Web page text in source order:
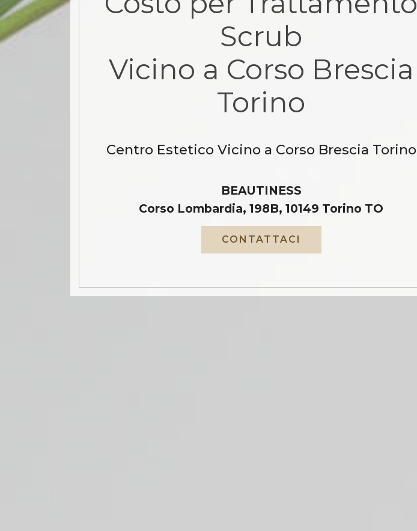
Scrub
Vicino a Corso Brescia
Torino
Centro Estetico Vicino a Corso Brescia Torino
BEAUTINESS
Corso Lombardia, 198B, 10149 Torino TO
CONTATTACI